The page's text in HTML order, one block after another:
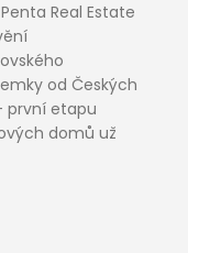
Real Estate
od Českých
první etapu
domů už